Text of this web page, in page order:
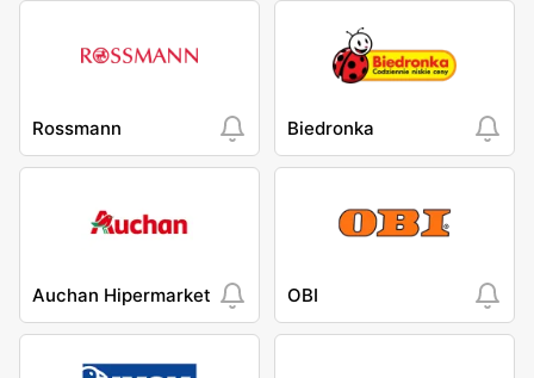
Rossmann Biedronka
Auchan Hipermarket OBI